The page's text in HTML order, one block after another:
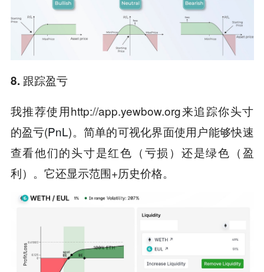
8. 跟踪盈亏
我推荐使用http://app.yewbow.org来追踪你头寸
的盈亏(PnL)。简单的可视化界面使用户能够快速
查看他们的头寸是红色（亏损）还是绿色（盈
利）。它还显示范围+历史价格。